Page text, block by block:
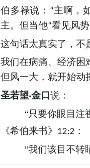
伯多禄说： “主啊，
主。但当他“看见风
这句话太真实了，不
我们在病痛、经济困
但风一大，就开始动
圣若望·金口说：
“只要你眼目注
《希伯来书》 12:2 ：
“我们该目不